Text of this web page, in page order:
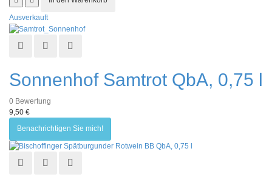
Ausverkauft
SchnellansichtZur Wunschliste hinzufügen
Sonnenhof Samtrot QbA, 0,75 l
0 Bewertung
9,50 €
Benachrichtigen Sie mich!
SchnellansichtZur Wunschliste hinzufügen